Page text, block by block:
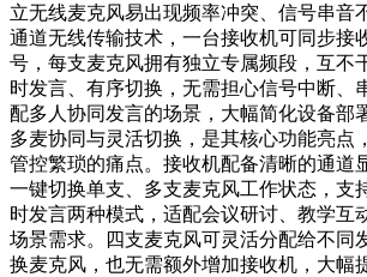
立无线麦克风易出现频率冲突、信号串音
通道无线传输技术，一台接收机可同步接
号，每支麦克风拥有独立专属频段，互不
时发言、有序切换，无需担心信号中断、
配多人协同发言的场景，大幅简化设备部
多麦协同与灵活切换，是其核心功能亮点
管控繁琐的痛点。接收机配备清晰的通道
一键切换单支、多支麦克风工作状态，支
时发言两种模式，适配会议研讨、教学互
场景需求。四支麦克风可灵活分配给不同
换麦克风，也无需额外增加接收机，大幅